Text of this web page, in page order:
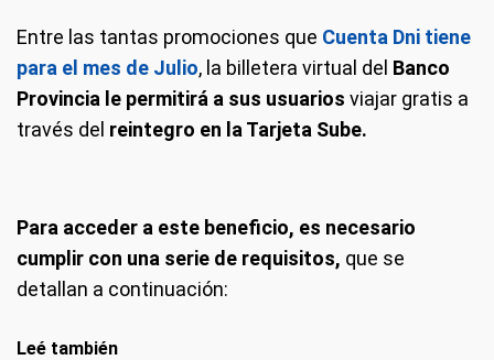
Entre las tantas promociones que Cuenta Dni tiene
para el mes de Julio, la billetera virtual del Banco
Provincia le permitirá a sus usuarios viajar gratis a
través del reintegro en la Tarjeta Sube.
Para acceder a este beneficio, es necesario
cumplir con una serie de requisitos, que se
detallan a continuación:
Leé también